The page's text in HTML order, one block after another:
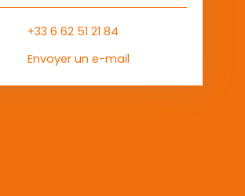
+33 6 62 51 21 84
Envoyer un e-mail